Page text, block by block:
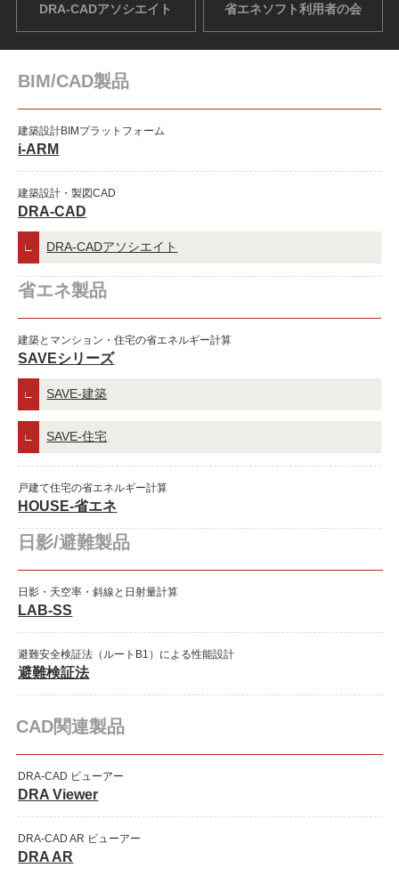
DRA-CADアソシエイト 省エネソフト利用者の会
BIM/CAD製品
建築設計BIMプラットフォーム
i-ARM
建築設計・製図CAD
DRA-CAD
DRA-CADアソシエイト
省エネ製品
建築とマンション・住宅の省エネルギー計算
SAVEシリーズ
SAVE-建築
SAVE-住宅
戸建て住宅の省エネルギー計算
HOUSE-省エネ
日影/避難製品
日影・天空率・斜線と日射量計算
LAB-SS
避難安全検証法（ルートB1）による性能設計
避難検証法
CAD関連製品
DRA-CAD ビューアー
DRA Viewer
DRA-CAD AR ビューアー
DRA AR